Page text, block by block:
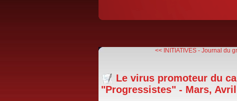
<< INITIATIVES - Journal du
Le virus promoteur du
"Progressistes" - Mars, Avril